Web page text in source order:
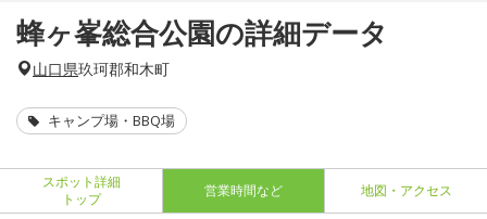
蜂ヶ峯総合公園の詳細データ
山口県玖珂郡和木町
キャンプ場・BBQ場
スポット詳細
トップ
営業時間など 地図・アクセス